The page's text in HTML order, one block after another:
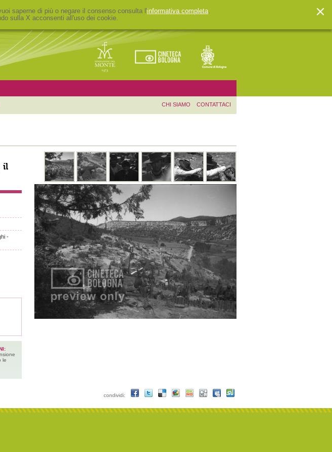
saperne di più o negare il consenso consulta l'informativa completa.
sulla X acconsenti all'uso dei cookie.
CHI SIAMO CONTATTACI
il
-
le
condividi: